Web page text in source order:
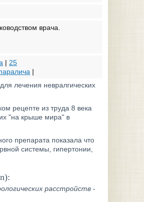
врача.
| 25
|
лечения невралгических
рецепте из труда 8 века
"на крыше мира" в
препарата показала что
системы, гипертонии,
расстройств -